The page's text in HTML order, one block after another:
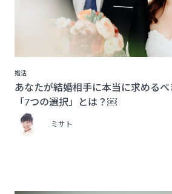
婚活
あなたが結婚相手に本当に求めるべ
「7つの選択」とは？￼
ミサト